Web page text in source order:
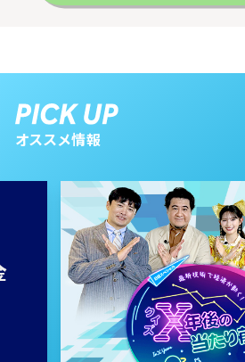
オススメ情報